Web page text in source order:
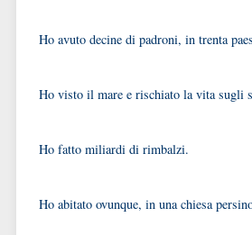
Ho avuto decine di padroni, in trenta
Ho visto il mare e rischiato la vita sugli
Ho fatto miliardi di rimbalzi.
Ho abitato ovunque, in una chiesa